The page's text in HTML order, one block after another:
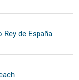
Rey de España